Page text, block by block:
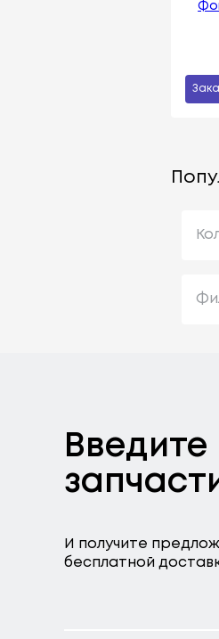
И получите
бесплатной